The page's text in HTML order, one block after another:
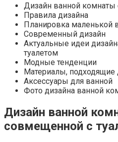
Дизайн ванной
Правила дизайна
Планировка маленькой
Современный дизайн
Актуальные идеи
туалетом
Модные тенденции
Материалы, подходящие
Аксессуары для ванной
Фото дизайна ванной
Дизайн ванной
совмещенной с